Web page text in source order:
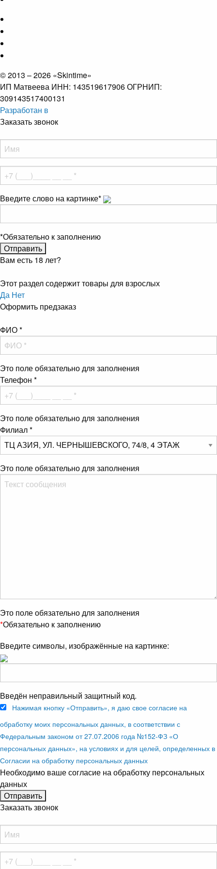
© 2013 – 2026 «Skintime»
ИП Матвеева ИНН: 143519617906 ОГРНИП:
309143517400131
Разработан в
Заказать звонок
Введите слово на картинке*
*Обязательно к заполнению
Вам есть 18 лет?
Этот раздел содержит товары для взрослых
Да Нет
Оформить предзаказ
ФИО*
Это поле обязательно для заполнения
Телефон *
Это поле обязательно для заполнения
Филиал*
Это поле обязательно для заполнения
Это поле обязательно для заполнения
*Обязательно к заполнению
Введите символы, изображённые на картинке:
Введён неправильный защитный код.
Нажимая кнопку «Отправить», я даю свое согласие на
обработку моих персональных данных, в соответствии с
Федеральным законом от 27.07.2006 года №152-ФЗ «О
персональных данных», на условиях и для целей, определенных в
Согласии на обработку персональных данных
Необходимо ваше согласие на обработку персональных
данных
Заказать звонок